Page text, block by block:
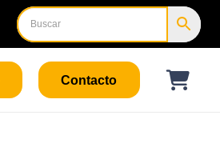
Contacto